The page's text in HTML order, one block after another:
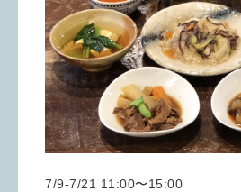
7/9-7/21 11:00〜15:00